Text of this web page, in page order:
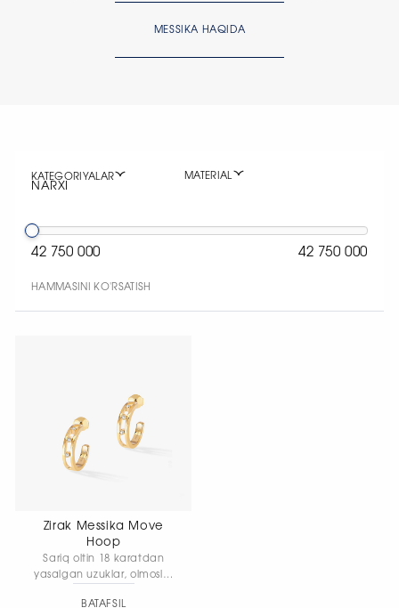
MESSIKA HAQIDA
KATEGORIYALAR MATERIAL
NARXI
42 750 000 42 750 000
HAMMASINI KO'RSATISH
Zirak Messika Move
Hoop
Sariq oltin 18 karatdan
yasalgan uzuklar, olmoslar
BATAFSIL